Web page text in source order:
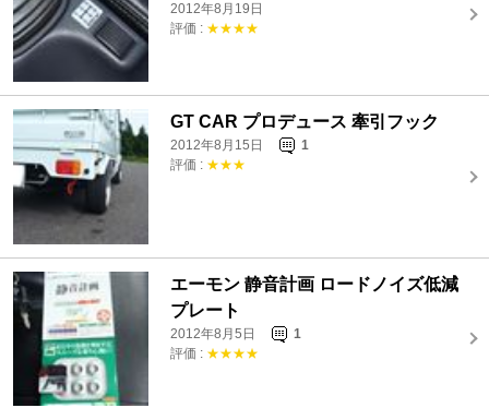
2012年8月19日
評価 : ★★★★
GT CAR プロデュース 牽引フック
2012年8月15日
1
評価 : ★★★
エーモン 静音計画 ロードノイズ低減
プレート
2012年8月5日
1
評価 : ★★★★